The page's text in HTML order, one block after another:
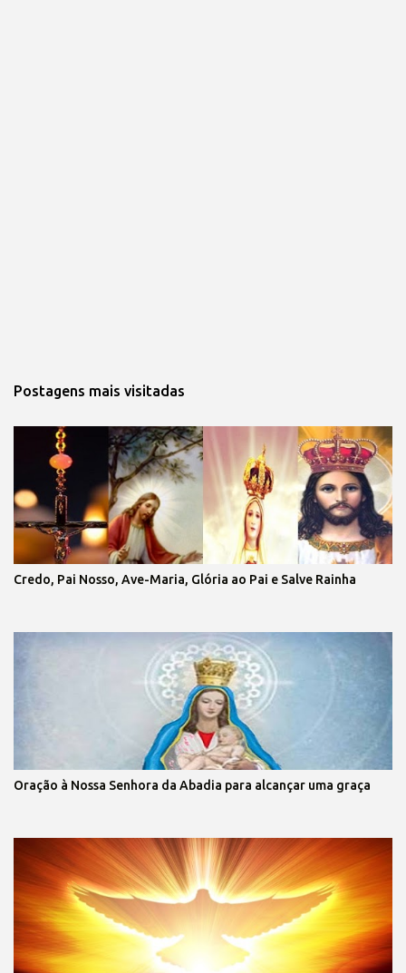
Postagens mais visitadas
Credo, Pai Nosso, Ave-Maria, Glória ao Pai e Salve Rainha
Oração à Nossa Senhora da Abadia para alcançar uma graça